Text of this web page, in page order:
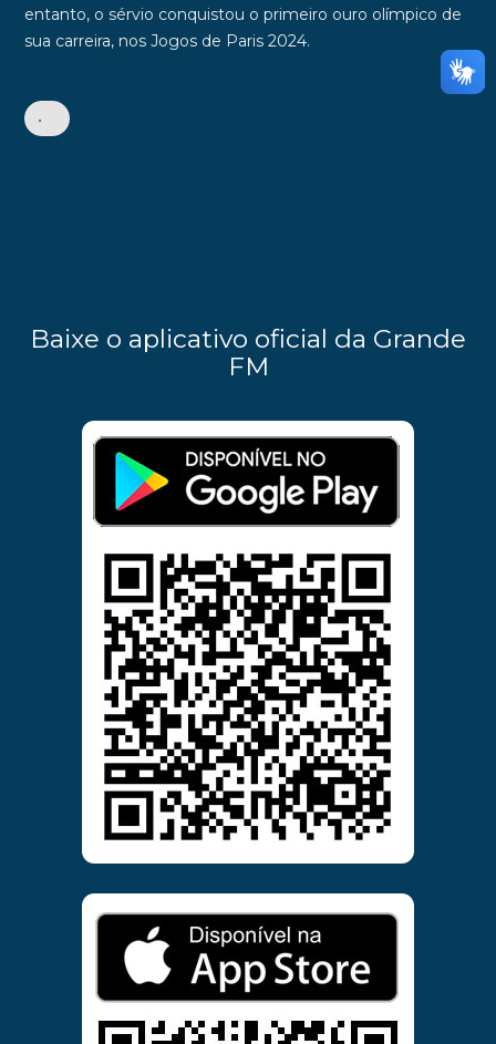
entanto, o sérvio conquistou o primeiro ouro olímpico de
sua carreira, nos Jogos de Paris 2024.
•
Baixe o aplicativo oficial da Grande
FM